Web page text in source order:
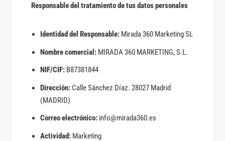
Responsable del tratamiento de tus datos personales
Identidad del Responsable:Mirada 360 Marketing SL
Nombre comercial:MIRADA 360 MARKETING, S.L.
NIF/CIF:B87381844
Dirección:Calle Sánchez Díaz. 28027 Madrid
(MADRID)
Correo electrónico:info@mirada360.es
Actividad:Marketing